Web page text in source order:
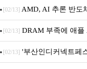
[02/13] AMD, AI 추론 반도
[02/13] DRAM 부족에 애플
퍼 대기
[02/13] '부산인디커넥트페